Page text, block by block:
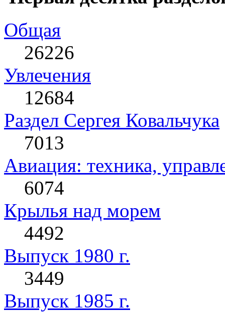
Общая
26226
Увлечения
12684
Раздел Сергея Ковальчука
7013
Авиация: техника,
6074
Крылья над морем
4492
Выпуск 1980 г.
3449
Выпуск 1985 г.